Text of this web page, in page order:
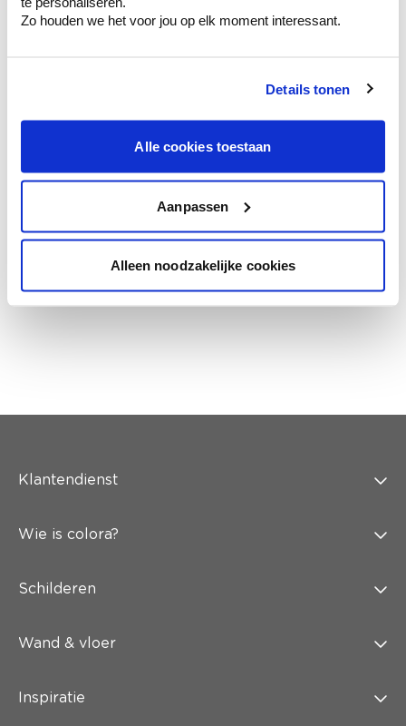
Zo houden we het voor jou op elk moment interessant.
Details tonen
Alle cookies toestaan
Aanpassen
Alleen noodzakelijke cookies
Ga samen met de kleuradviseur door je
Krijg kleuradvies op basis van de lichtinval
Krijg ineens een technologische check-up
van je muren.
Klantendienst
Wie is colora?
Schilderen
Wand & vloer
Inspiratie